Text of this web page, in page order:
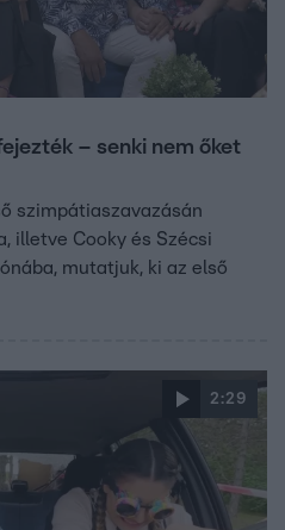
– senki nem őket
szimpátiaszavazásán
illetve Cooky és Szécsi
mutatjuk, ki az első
2:29